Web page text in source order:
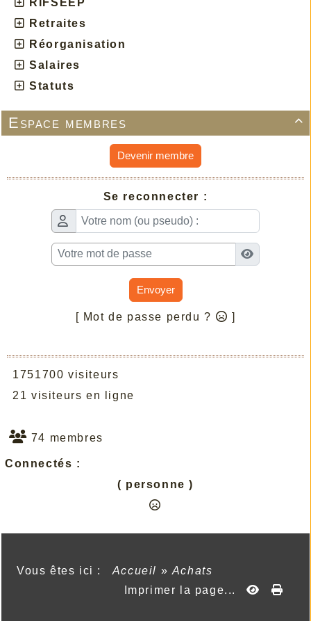
RIFSEEP
Retraites
Réorganisation
Salaires
Statuts

Espace membres
Devenir membre
Se reconnecter :
Envoyer
[ Mot de passe perdu ? ]
1751700 visiteurs
21 visiteurs en ligne
74 membres
Connectés :
( personne )
Vous êtes ici : Accueil » Achats
Imprimer la page...